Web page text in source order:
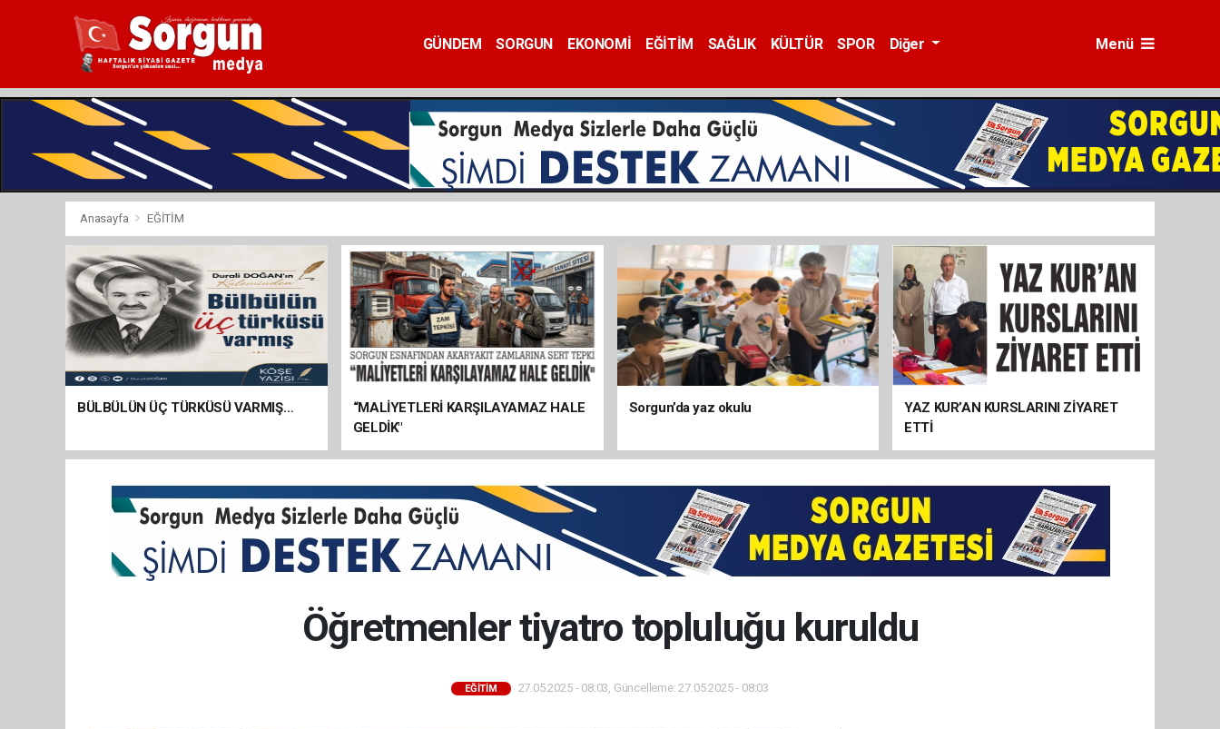
GÜNDEM SORGUN EKONOMİ EĞİTİM SAĞLIK KÜLTÜR SPOR Diğer Menü
Anasayfa EĞİTİM
BÜLBÜLÜN ÜÇ TÜRKÜSÜ VARMIŞ…
“MALİYETLERİ KARŞILAYAMAZ HALE
GELDİK"
Sorgun’da yaz okulu
YAZ KUR’AN KURSLARINI ZİYARET
ETTİ
Öğretmenler tiyatro topluluğu kuruldu
EĞİTİM 27.05.2025 - 08:03, Güncelleme: 27.05.2025 - 08:03